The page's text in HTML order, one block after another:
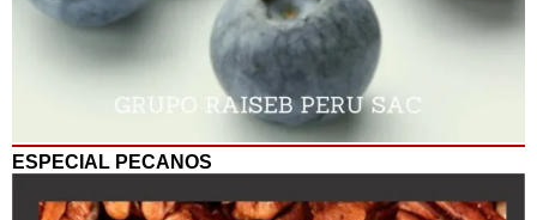
ESPECIAL PECANOS